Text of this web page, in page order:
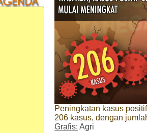
Peningkatan kasus
206 kasus, dengan
Grafis: Agri